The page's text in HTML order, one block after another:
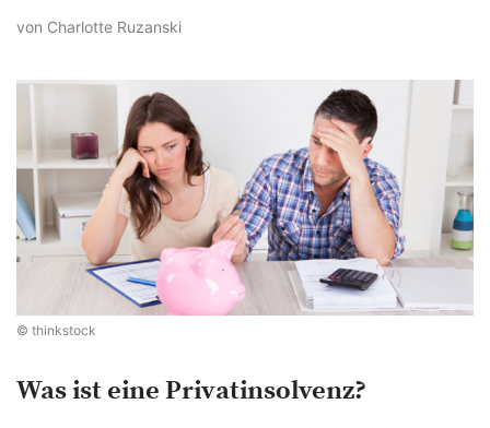
von Charlotte Ruzanski
© thinkstock
Was ist eine Privatinsolvenz?